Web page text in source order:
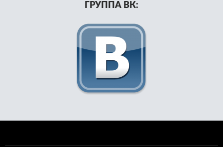
ГРУППА ВК: